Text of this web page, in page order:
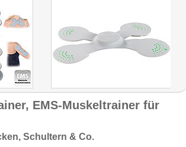
EMS-Muskeltrainer für
Schultern & Co.